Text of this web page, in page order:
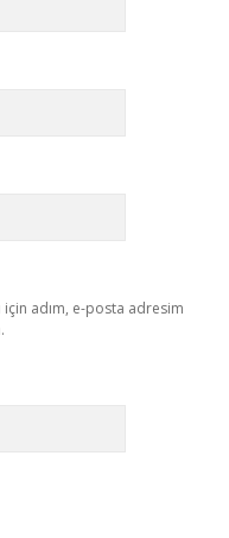
için adım, e-posta adresim